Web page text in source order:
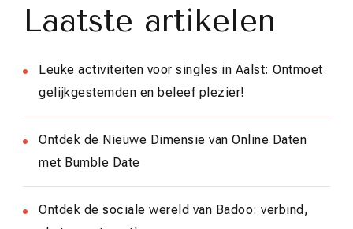
Laatste artikelen
Leuke activiteiten voor singles in Aalst: Ontmoet
gelijkgestemden en beleef plezier!
Ontdek de Nieuwe Dimensie van Online Daten
met Bumble Date
Ontdek de sociale wereld van Badoo: verbind,